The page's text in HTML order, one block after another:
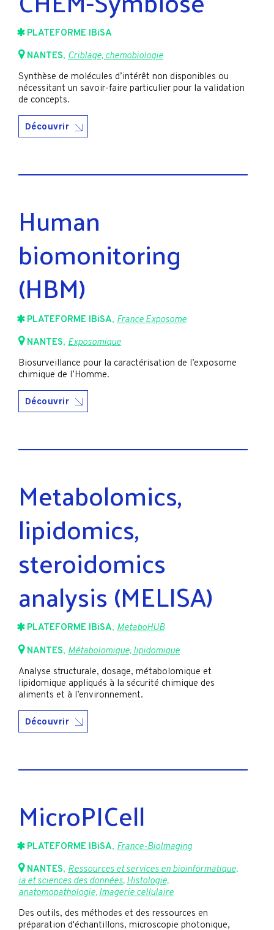
PLATEFORME IBiSA
NANTES, Criblage, chemobiologie
Synthèse de molécules d’intérêt non disponibles ou
nécessitant un savoir-faire particulier pour la validation
de concepts.
Découvrir
Human
biomonitoring
(HBM)
PLATEFORME IBiSA, France Exposome
NANTES, Exposomique
Biosurveillance pour la caractérisation de l’exposome
chimique de l’Homme.
Découvrir
Metabolomics,
lipidomics,
steroidomics
analysis (MELISA)
PLATEFORME IBiSA, MetaboHUB
NANTES, Métabolomique, lipidomique
Analyse structurale, dosage, métabolomique et
lipidomique appliqués à la sécurité chimique des
aliments et à l’environnement.
Découvrir
MicroPICell
PLATEFORME IBiSA, France-BioImaging
NANTES, Ressources et services en bioinformatique,
ia et sciences des données,Histologie,
anatomopathologie,Imagerie cellulaire
Des outils, des méthodes et des ressources en
préparation d'échantillons, microscopie photonique,